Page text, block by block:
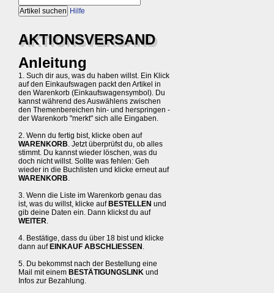
Hilfe
AKTIONSVERSAND
Anleitung
1. Such dir aus, was du haben willst. Ein Klick
auf den Einkaufswagen packt den Artikel in
den Warenkorb (Einkaufswagensymbol). Du
kannst während des Auswählens zwischen
den Themenbereichen hin- und herspringen -
der Warenkorb "merkt" sich alle Eingaben.
2. Wenn du fertig bist, klicke oben auf
WARENKORB. Jetzt überprüfst du, ob alles
stimmt. Du kannst wieder löschen, was du
doch nicht willst. Sollte was fehlen: Geh
wieder in die Buchlisten und klicke erneut auf
WARENKORB.
3. Wenn die Liste im Warenkorb genau das
ist, was du willst, klicke auf BESTELLEN und
gib deine Daten ein. Dann klickst du auf
WEITER.
4. Bestätige, dass du über 18 bist und klicke
dann auf EINKAUF ABSCHLIESSEN .
5. Du bekommst nach der Bestellung eine
Mail mit einem BESTÄTIGUNGSLINK und
Infos zur Bezahlung.